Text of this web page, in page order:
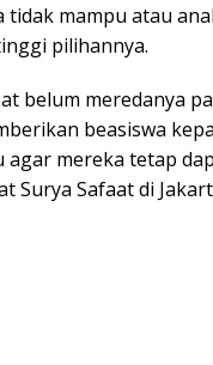
mampu atau
pilihannya.
belum meredanya
beasiswa
mereka tetap
Surya Safaat di